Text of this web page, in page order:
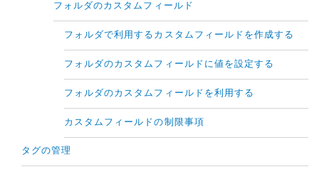
フォルダのカスタムフィールド
フォルダで利用するカスタムフィールドを作成する
フォルダのカスタムフィールドに値を設定する
フォルダのカスタムフィールドを利用する
カスタムフィールドの制限事項
タグの管理